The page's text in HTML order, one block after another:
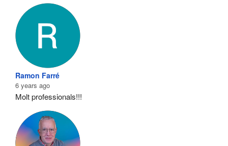
Ramon Farré
6 years ago
Molt professionals!!!